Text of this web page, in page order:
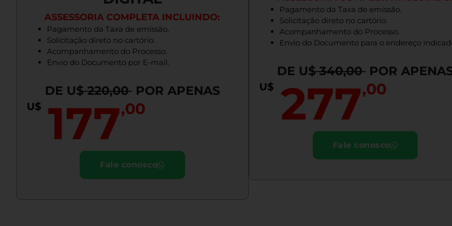
ASSESSORIA COMPLETA INCLUINDO:
Pagamento da Taxa de emissão.
Solicitação direto no cartório.
Acompanhamento do Processo.
Envio do Documento por E-mail.
DE U$220,00POR APENAS
U$ 177,00
Fale conosco
Pagamento da Taxa de emissão.
Solicitação direto no cartório.
Acompanhamento do Processo.
Envio do Documento para o endereço
DE U$340,00 POR
U$ 277,00
Fale conosco